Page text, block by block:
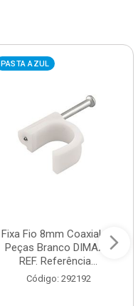
PASTA AZUL
Fixa Fio 8mm Coaxial 20
Peças Branco DIMAX /
REF. Referência...
Código: 292192